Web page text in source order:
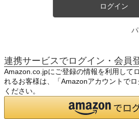
ログイン
連携サービスでログイン・会員
Amazon.co.jpにご登録の情報を利用して
れるお客様は、「Amazonアカウントで
ください。